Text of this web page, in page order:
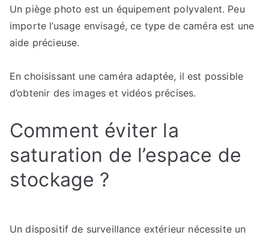
Un piège photo est un équipement polyvalent. Peu
importe l’usage envisagé, ce type de caméra est une
aide précieuse.
En choisissant une caméra adaptée, il est possible
d’obtenir des images et vidéos précises.
Comment éviter la
saturation de l’espace de
stockage ?
Un dispositif de surveillance extérieur nécessite un